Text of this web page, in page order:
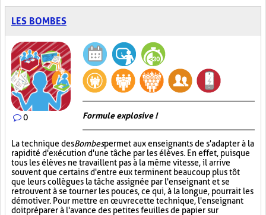
LES BOMBES
0 Formule explosive !
La technique desBombespermet aux enseignants de s'adapter à la
rapidité d'exécution d'une tâche par les élèves. En effet, puisque
tous les élèves ne travaillent pas à la même vitesse, il arrive
souvent que certains d'entre eux terminent beaucoup plus tôt
que leurs collègues la tâche assignée par l'enseignant et se
retrouvent à se tourner les pouces, ce qui, à la longue, pourrait les
démotiver. Pour mettre en œuvre cette technique, l'enseignant
doit préparer à l'avance des petites feuilles de papier sur